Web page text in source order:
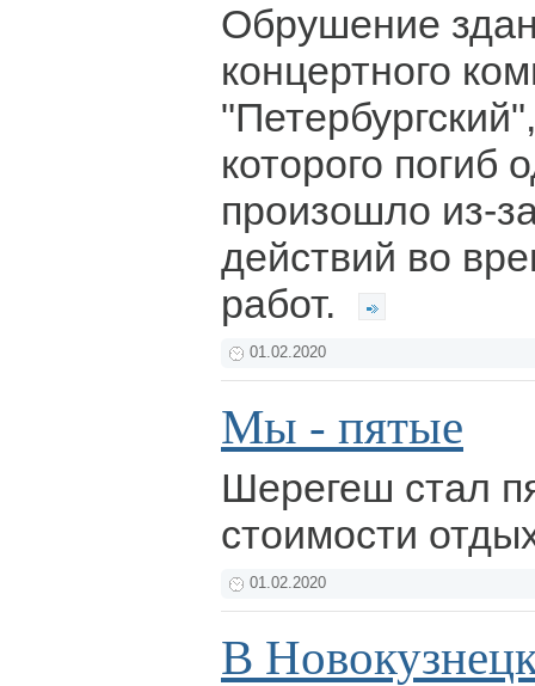
Обрушение
концертного
которого погиб
произошло из-
действий во
работ.
01.02.2020
Мы - пятые
Шерегеш стал
стоимости
01.02.2020
В